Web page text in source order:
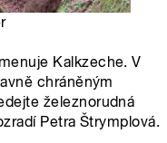
Kalkzeche. V
chráněným
železnorudná
Petra Štrymplová.